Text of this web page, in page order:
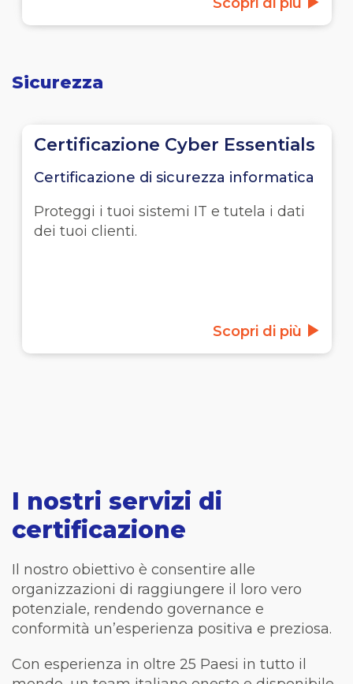
Scopri di più
Sicurezza
Certificazione Cyber Essentials
Certificazione di sicurezza informatica
Proteggi i tuoi sistemi IT e tutela i dati
dei tuoi clienti.
Scopri di più
I nostri servizi di
certificazione
Il nostro obiettivo è consentire alle
organizzazioni di raggiungere il loro vero
potenziale, rendendo governance e
conformità un’esperienza positiva e preziosa.
Con esperienza in oltre 25 Paesi in tutto il